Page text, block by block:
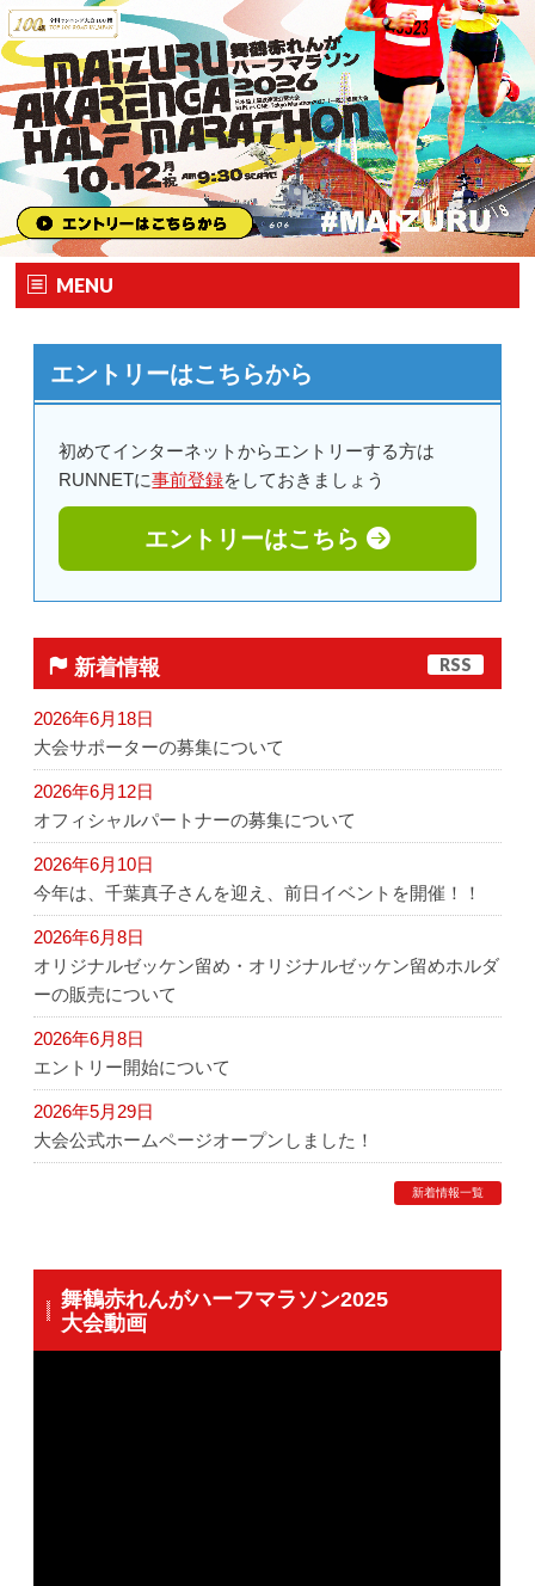
MENU
大会要項
大会の特徴
エントリーはこちらから
初めてインターネットからエントリーする方は
RUNNETに事前登録をしておきましょう
エントリーはこちら
新着情報 RSS
2026年6月18日
大会サポーターの募集について
2026年6月12日
オフィシャルパートナーの募集について
2026年6月10日
今年は、千葉真子さんを迎え、前日イベントを開催！！
2026年6月8日
オリジナルゼッケン留め・オリジナルゼッケン留めホルダ
ーの販売について
2026年6月8日
エントリー開始について
2026年5月29日
大会公式ホームページオープンしました！
新着情報一覧
舞鶴赤れんがハーフマラソン2025
大会動画